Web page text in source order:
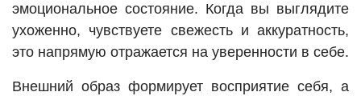
эмоциональное состояние. Когда вы выглядите
ухоженно, чувствуете свежесть и аккуратность,
это напрямую отражается на уверенности в себе.
Внешний образ формирует восприятие себя, а